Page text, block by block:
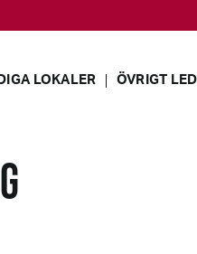
LOKALER ÖVRIGT